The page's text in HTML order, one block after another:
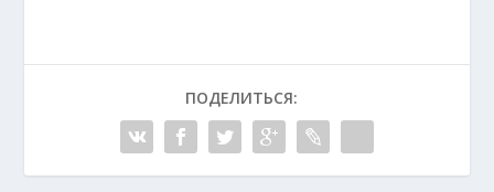
ПОДЕЛИТЬСЯ: